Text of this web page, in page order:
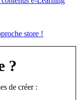
store !
?
de créer :